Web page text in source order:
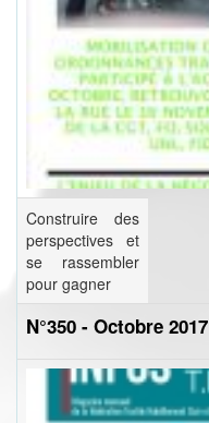
Construire des
perspectives et
se rassembler
pour gagner
N°350 - Octobre 2017